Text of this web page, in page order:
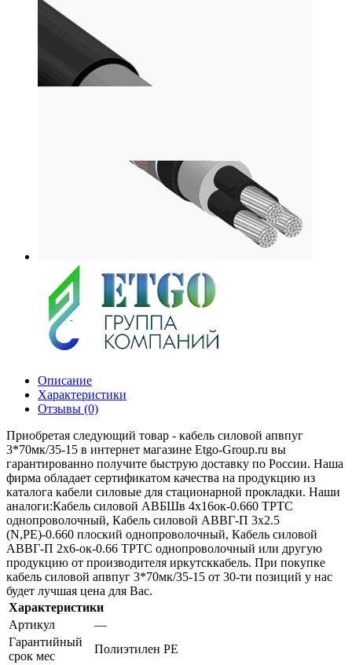
Описание
Характеристики
Отзывы (0)
Приобретая следующий товар - кабель силовой апвпуг
3*70мк/35-15 в интернет магазине Etgo-Group.ru вы
гарантированно получите быструю доставку по России. Наша
фирма обладает сертификатом качества на продукцию из
каталога кабели силовые для стационарной прокладки. Наши
аналоги:Кабель силовой АВБШв 4х16ок-0.660 ТРТС
однопроволочный, Кабель силовой АВВГ-П 3х2.5
(N,РЕ)-0.660 плоский однопроволочный, Кабель силовой
АВВГ-П 2х6-ок-0.66 ТРТС однопроволочный или другую
продукцию от производителя иркутсккабель. При покупке
кабель силовой апвпуг 3*70мк/35-15 от 30-ти позиций у нас
будет лучшая цена для Вас.
Характеристики
Артикул
—
Гарантийный
срок мес
Полиэтилен PE